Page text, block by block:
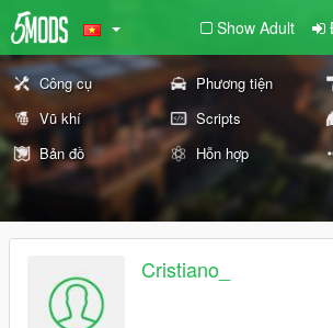
Show Adult
Công cụ Phương tiện
Vũ khí
Scripts
Bản đồ
Hỗn hợp
Cristiano_